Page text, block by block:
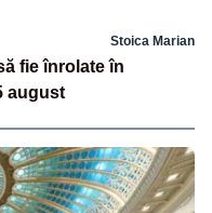
Stoica Marian
fie înrolate în
august